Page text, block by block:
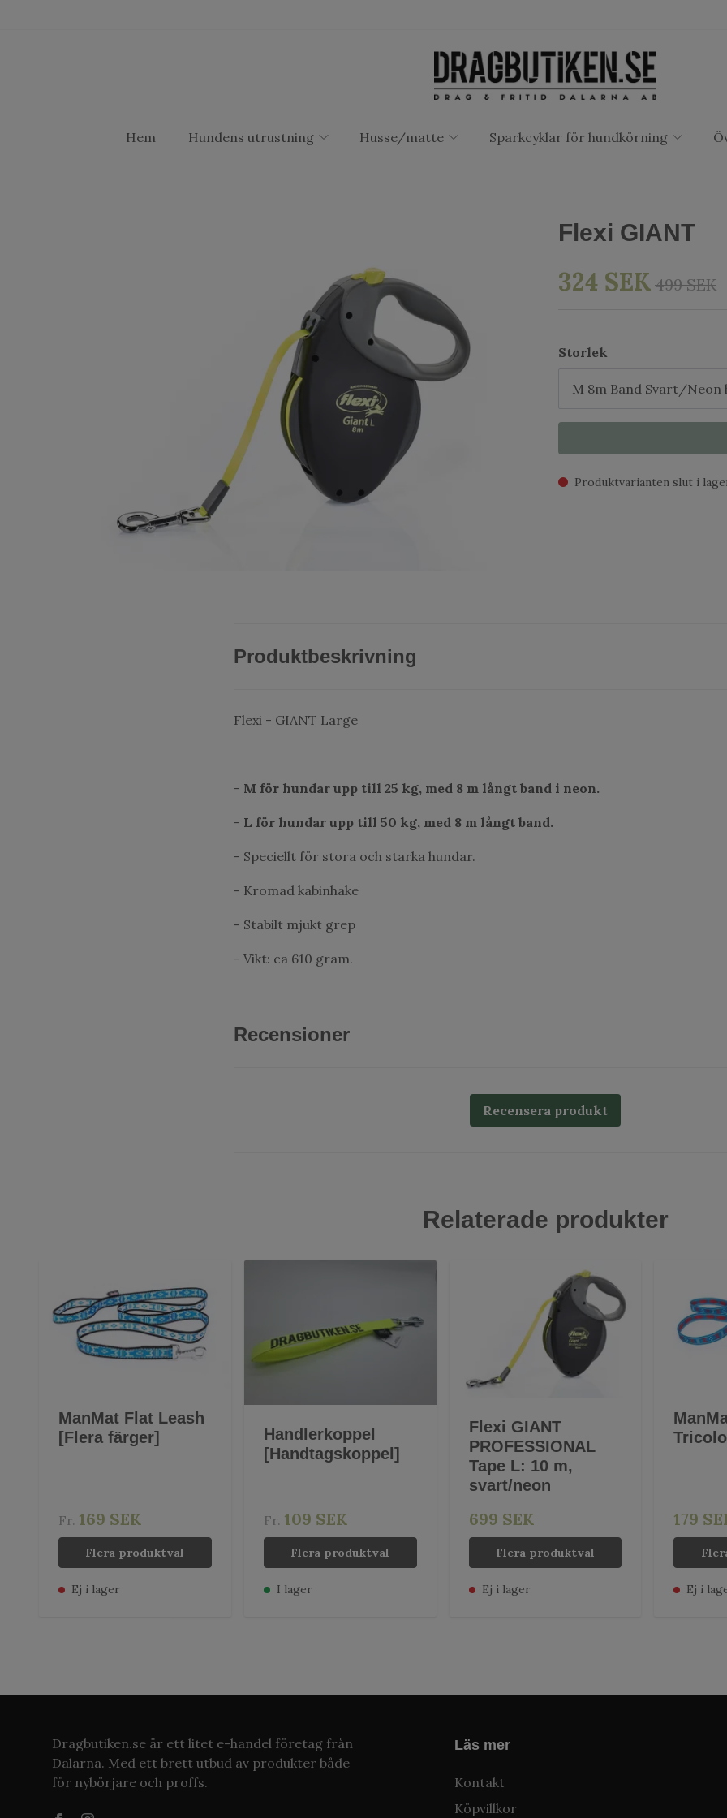
Hem Hundens utrustning Husse/matte Sparkcyklar för hundkörning
Flexi GIANT
324 SEK 499 SEK
Storlek
Produktvarianten slut i
Produktbeskrivning
Flexi - GIANT Large
- M för hundar upp till 25 kg, med 8 m långt band i neon.
- L för hundar upp till 50 kg, med 8 m långt band.
- Speciellt för stora och starka hundar.
- Kromad kabinhake
- Stabilt mjukt grep
- Vikt: ca 610 gram.
Recensioner
Recensera produkt
Relaterade produkter
ManMat Flat Leash
[Flera färger]
Fr. 169 SEK
Flera produktval
Ej i lager
Handlerkoppel
[Handtagskoppel]
Fr. 109 SEK
Flera produktval
I lager
Flexi GIANT
PROFESSIONAL
Tape L: 10 m,
svart/neon
699 SEK
Flera produktval
Ej i lager
179
Ej i
Dragbutiken.se är ett litet e-handel företag från
Dalarna. Med ett brett utbud av produkter både
för nybörjare och proffs.
Läs mer
Kontakt
Köpvillkor